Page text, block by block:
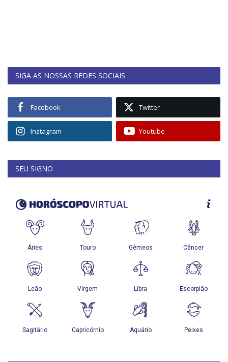
SIGA AS NOSSAS REDES SOCIAIS
Facebook Twitter
Instagram Youtube
SEU SIGNO